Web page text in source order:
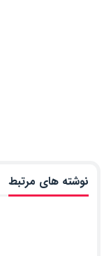
نوشته های مرتبط